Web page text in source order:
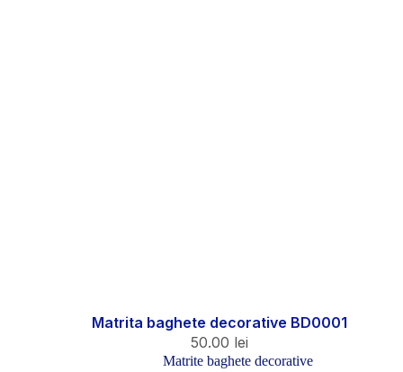
Matrita baghete decorative BD0001
50.00 lei
Matrite baghete decorative